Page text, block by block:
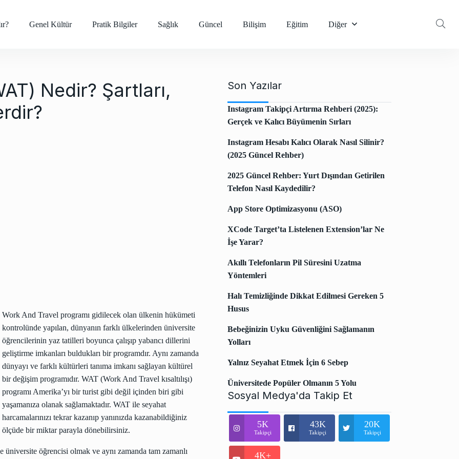
Genel Kültür Pratik Bilgiler Sağlık Güncel Bilişim Eğitim Diğer
Nedir? Şartları,
Work And Travel programı gidilecek olan ülkenin hükümeti
kontrolünde yapılan, dünyanın farklı ülkelerinden üniversite
öğrencilerinin yaz tatilleri boyunca çalışıp yabancı dillerini
geliştirme imkanları buldukları bir programdır. Aynı zamanda
dünyayı ve farklı kültürleri tanıma imkanı sağlayan kültürel
bir değişim programıdır. WAT (Work And Travel kısaltılışı)
programı Amerika’yı bir turist gibi değil içinden biri gibi
yaşamanıza olanak sağlamaktadır. WAT ile seyahat
harcamalarınızı tekrar kazanıp yanınızda kazanabildiğiniz
ölçüde bir miktar parayla dönebilirsiniz.
öğrencisi olmak ve aynı zamanda tam zamanlı
Son Yazılar
Instagram Takipçi Artırma Rehberi (2025):
Gerçek ve Kalıcı Büyümenin Sırları
Instagram Hesabı Kalıcı Olarak Nasıl Silinir?
(2025 Güncel Rehber)
2025 Güncel Rehber: Yurt Dışından Getirilen
Telefon Nasıl Kaydedilir?
App Store Optimizasyonu (ASO)
XCode Target’ta Listelenen Extension’lar Ne
İşe Yarar?
Akıllı Telefonların Pil Süresini Uzatma
Yöntemleri
Halı Temizliğinde Dikkat Edilmesi Gereken 5
Husus
Bebeğinizin Uyku Güvenliğini Sağlamanın
Yolları
Yalnız Seyahat Etmek İçin 6 Sebep
Üniversitede Popüler Olmanın 5 Yolu
Sosyal Medya'da Takip Et
5K
Takipçi
43K
Takipçi
20K
Takipçi
4K+